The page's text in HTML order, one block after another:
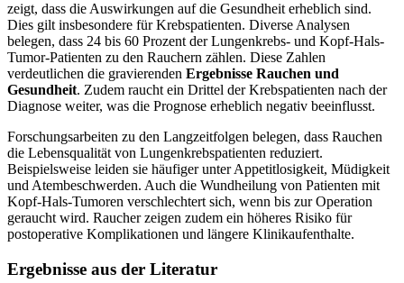
zeigt, dass die Auswirkungen auf die Gesundheit erheblich sind.
Dies gilt insbesondere für Krebspatienten. Diverse Analysen
belegen, dass 24 bis 60 Prozent der Lungenkrebs- und Kopf-Hals-
Tumor-Patienten zu den Rauchern zählen. Diese Zahlen
verdeutlichen die gravierenden Ergebnisse Rauchen und
Gesundheit. Zudem raucht ein Drittel der Krebspatienten nach der
Diagnose weiter, was die Prognose erheblich negativ beeinflusst.
Forschungsarbeiten zu den Langzeitfolgen belegen, dass Rauchen
die Lebensqualität von Lungenkrebspatienten reduziert.
Beispielsweise leiden sie häufiger unter Appetitlosigkeit, Müdigkeit
und Atembeschwerden. Auch die Wundheilung von Patienten mit
Kopf-Hals-Tumoren verschlechtert sich, wenn bis zur Operation
geraucht wird. Raucher zeigen zudem ein höheres Risiko für
postoperative Komplikationen und längere Klinikaufenthalte.
Ergebnisse aus der Literatur